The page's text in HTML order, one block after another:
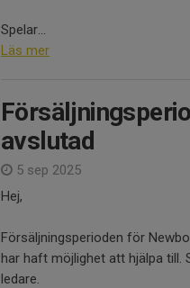
Spelar...
Läs mer
avslutad
5 sep 2025
Hej,
Försäljningsperioden för
har haft möjlighet att hjälpa
ledare.